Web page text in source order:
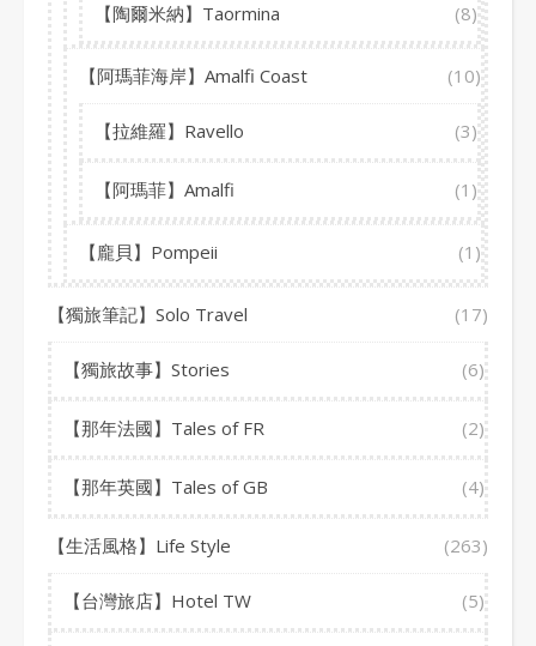
【陶爾米納】Taormina (8)
【阿瑪菲海岸】Amalfi Coast (10)
【拉維羅】Ravello (3)
【阿瑪菲】Amalfi (1)
【龐貝】Pompeii (1)
【獨旅筆記】Solo Travel (17)
【獨旅故事】Stories (6)
【那年法國】Tales of FR (2)
【那年英國】Tales of GB (4)
【生活風格】Life Style (263)
【台灣旅店】Hotel TW (5)